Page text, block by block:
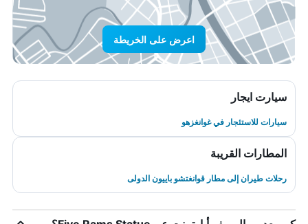
اعرض على الخريطة
سيارت ايجار
سيارات للاستئجار في غوانغزهو
المطارات القريبة
رحلات طيران إلى مطار قوانغتشو باييون الدولى